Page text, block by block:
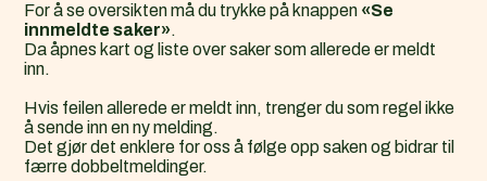
For å se oversikten må du trykke på knappen «Se
innmeldte saker».
Da åpnes kart og liste over saker som allerede er meldt
inn.
Hvis feilen allerede er meldt inn, trenger du som regel ikke
å sende inn en ny melding.
Det gjør det enklere for oss å følge opp saken og bidrar til
færre dobbeltmeldinger.